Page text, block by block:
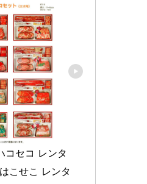
コセコ レンタ
こせこ レンタ